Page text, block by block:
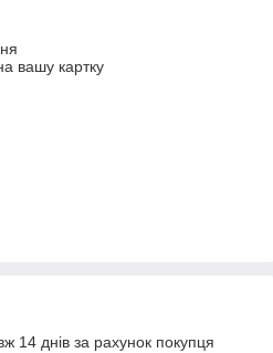
вашу картку
14 днів за рахунок покупця